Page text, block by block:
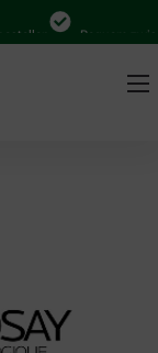
Bequem zwischen